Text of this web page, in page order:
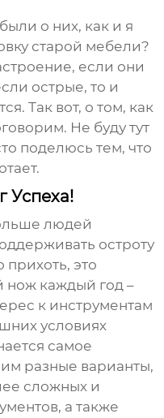
о них, как и я
старой мебели?
если они
острые, то и
Так вот, о том, как
Не буду тут
поделюсь тем, что
Успеха!
людей
остроту
это
нож каждый год –
к инструментам
условиях
самое
разные варианты,
сложных и
а также